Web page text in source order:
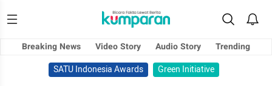
Breaking News Video Story Audio Story
Trending
SATU Indonesia Awards
Green Initiative